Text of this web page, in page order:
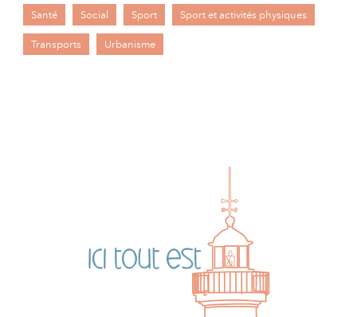
Santé Social Sport Sport et activités physiques
Transports Urbanisme